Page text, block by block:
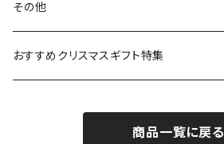
ガラスウェア
カトラリー
ピーターラビット
ポケットモンスター
LAURA ASHLEY(ローラ アシュレイ)
Finlayson(フィンレイソン)
Cecera(セセラ)
CELEC(セレック)
さざなみ
吉祥
その他
リサイクル食器
おすすめクリスマスギフト特集
商品一覧に戻る